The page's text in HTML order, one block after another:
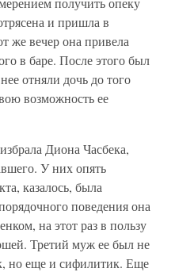
и пришла в
же вечер она привела
в баре. После этого был
отняли дочь до того
возможность ее
Диона Часбека,
У них опять
казалось, была
поведения она
на этот раз в пользу
Третий муж ее был не
но еще и сифилитик. Еще